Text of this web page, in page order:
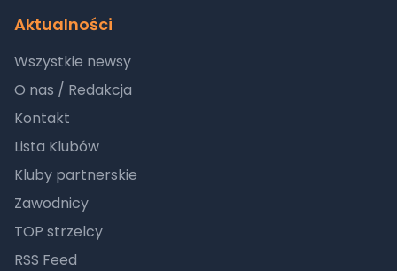
Aktualności
Wszystkie newsy
O nas / Redakcja
Kontakt
Lista Klubów
Kluby partnerskie
Zawodnicy
TOP strzelcy
RSS Feed